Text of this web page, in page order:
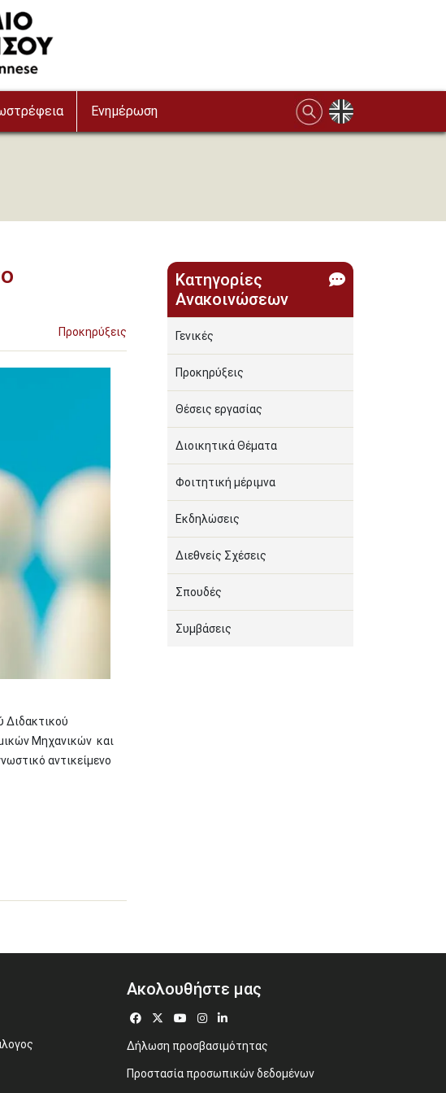
Ενημέρωση
Προκηρύξεις
Διδακτικού
Μηχανικών και
αντικείμενο
Κατηγορίες
Ανακοινώσεων
Γενικές
Προκηρύξεις
Θέσεις εργασίας
Διοικητικά Θέματα
Φοιτητική μέριμνα
Εκδηλώσεις
Διεθνείς Σχέσεις
Σπουδές
Συμβάσεις
Ακολουθήστε μας
Δήλωση προσβασιμότητας
Προστασία προσωπικών δεδομένων